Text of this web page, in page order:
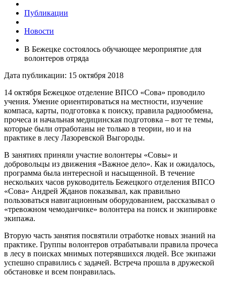
Публикации
Новости
В Бежецке состоялось обучающее мероприятие для
волонтеров отряда
Дата публикации: 15 октября 2018
14 октября Бежецкое отделение ВПСО «Сова» проводило
учения. Умение ориентироваться на местности, изучение
компаса, карты, подготовка к поиску, правила радиообмена,
прочеса и начальная медицинская подготовка – вот те темы,
которые были отработаны не только в теории, но и на
практике в лесу Лазоревской Выгороды.
В занятиях приняли участие волонтеры «Совы» и
добровольцы из движения «Важное дело». Как и ожидалось,
программа была интересной и насыщенной. В течение
нескольких часов руководитель Бежецкого отделения ВПСО
«Сова» Андрей Жданов показывал, как правильно
пользоваться навигационным оборудованием, рассказывал о
«тревожном чемоданчике» волонтера на поиск и экипировке
экипажа.
Вторую часть занятия посвятили отработке новых знаний на
практике. Группы волонтеров отрабатывали правила прочеса
в лесу в поисках мнимых потерявшихся людей. Все экипажи
успешно справились с задачей. Встреча прошла в дружеской
обстановке и всем понравилась.